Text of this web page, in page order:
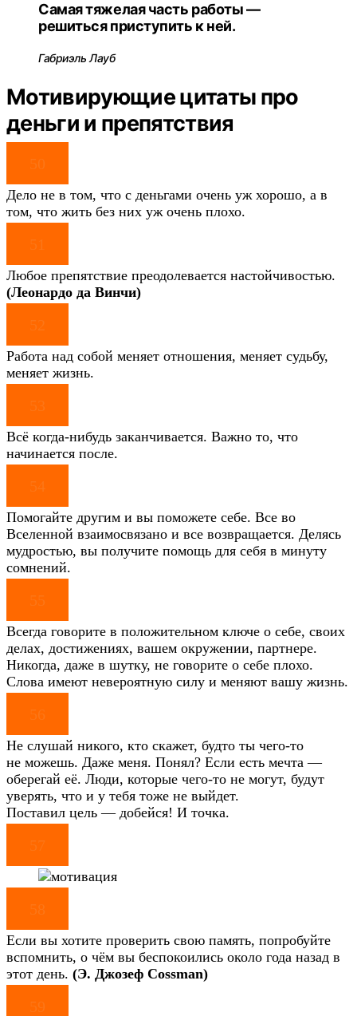
Самая тяжелая часть работы —
решиться приступить к ней.
Габриэль Лауб
Мотивирующие цитаты про
деньги и препятствия
50
Дело не в том, что с деньгами очень уж хорошо, а в
том, что жить без них уж очень плохо.
51
Любое препятствие преодолевается настойчивостью.
(Леонардо да Винчи)
52
Работа над собой меняет отношения, меняет судьбу,
меняет жизнь.
53
Всё когда-нибудь заканчивается. Важно то, что
начинается после.
54
Помогайте другим и вы поможете себе. Все во
Вселенной взаимосвязано и все возвращается. Делясь
мудростью, вы получите помощь для себя в минуту
сомнений.
55
Всегда говорите в положительном ключе о себе, своих
делах, достижениях, вашем окружении, партнере.
Никогда, даже в шутку, не говорите о себе плохо.
Слова имеют невероятную силу и меняют вашу жизнь.
56
Не слушай никого, кто скажет, будто ты чего-то
не можешь. Даже меня. Понял? Если есть мечта —
оберегай её. Люди, которые чего-то не могут, будут
уверять, что и у тебя тоже не выйдет.
Поставил цель — добейся! И точка.
57
58
Если вы хотите проверить свою память, попробуйте
вспомнить, о чём вы беспокоились около года назад в
этот день. (Э. Джозеф Cossman)
59